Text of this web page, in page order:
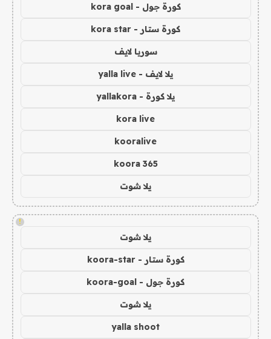
كورة جول - kora goal
كورة ستار - kora star
سوريا لايف
يلا لايف - yalla live
يلا كورة - yallakora
kora live
kooralive
koora 365
يلا شوت
!
يلا شوت
كورة ستار - koora-star
كورة جول - koora-goal
يلا شوت
yalla shoot